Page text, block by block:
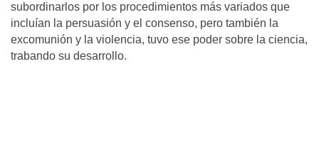
subordinarlos por los procedimientos más variados que
incluían la persuasión y el consenso, pero también la
excomunión y la violencia, tuvo ese poder sobre la ciencia,
trabando su desarrollo.